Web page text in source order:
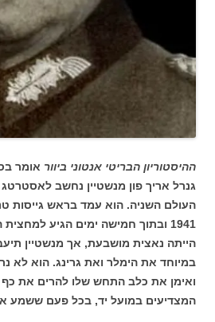
ההיסטוריון הבריטי אנטוני ביוור אומר
גנרל אריך פון מנשטיין נחשב
העולם השניה. הוא עמד בראש גייסות
1941 ובתוך חמישה ימים הגיע
הייתה נאצית מושבעת, אך מנשטיין
במיוחד את הימלר ואת גרינג. הוא לא
ואימן את כלב התחש שלו להרים את כף
המצדיעים במועל יד, בכל פעם ששמע